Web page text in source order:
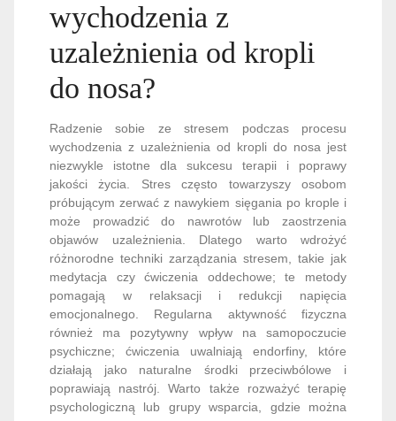
wychodzenia z
uzależnienia od kropli
do nosa?
Radzenie sobie ze stresem podczas procesu
wychodzenia z uzależnienia od kropli do nosa jest
niezwykle istotne dla sukcesu terapii i poprawy
jakości życia. Stres często towarzyszy osobom
próbującym zerwać z nawykiem sięgania po krople i
może prowadzić do nawrotów lub zaostrzenia
objawów uzależnienia. Dlatego warto wdrożyć
różnorodne techniki zarządzania stresem, takie jak
medytacja czy ćwiczenia oddechowe; te metody
pomagają w relaksacji i redukcji napięcia
emocjonalnego. Regularna aktywność fizyczna
również ma pozytywny wpływ na samopoczucie
psychiczne; ćwiczenia uwalniają endorfiny, które
działają jako naturalne środki przeciwbólowe i
poprawiają nastrój. Warto także rozważyć terapię
psychologiczną lub grupy wsparcia, gdzie można